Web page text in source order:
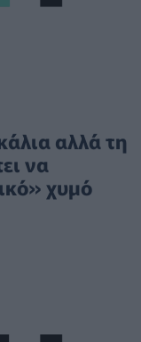
αλλά τη
να
χυμό